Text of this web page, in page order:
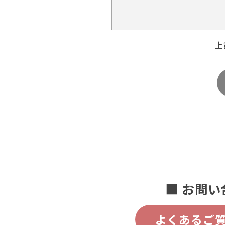
■ お問い
よくあるご